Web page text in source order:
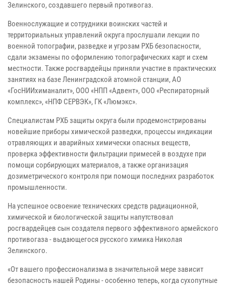
Зелинского, создавшего первый противогаз.
Военнослужащие и сотрудники воинских частей и
территориальных управлений округа прослушали лекции по
военной топографии, разведке и угрозам РХБ безопасности,
сдали экзамены по оформлению топографических карт и схем
местности. Также росгвардейцы приняли участие в практических
занятиях на базе Ленинградской атомной станции, АО
«ГосНИИхиманалит», ООО «НПП «Адвент», ООО «Респираторный
комплекс», «НПФ СЕРВЭК», ГК «Люмэкс».
Специалистам РХБ защиты округа были продемонстрированы
новейшие приборы химической разведки, процессы индикации
отравляющих и аварийных химически опасных веществ,
проверка эффективности фильтрации примесей в воздухе при
помощи сорбирующих материалов, а также организация
дозиметрического контроля при помощи последних разработок
промышленности.
На успешное освоение технических средств радиационной,
химической и биологической защиты напутствовал
росгвардейцев сын создателя первого эффективного армейского
противогаза - выдающегося русского химика Николая
Зелинского.
«От вашего профессионализма в значительной мере зависит
безопасность нашей Родины - особенно теперь, когда сухопутные